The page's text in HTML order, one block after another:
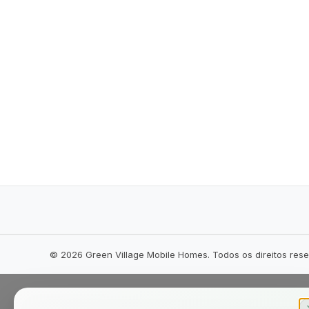
© 2026 Green Village Mobile Homes. Todos os direitos